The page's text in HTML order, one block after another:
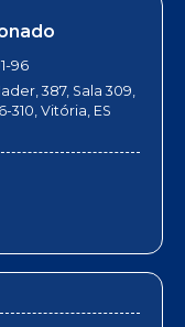
96
387, Sala 309,
310, Vitória, ES